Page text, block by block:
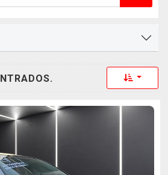
Toggle